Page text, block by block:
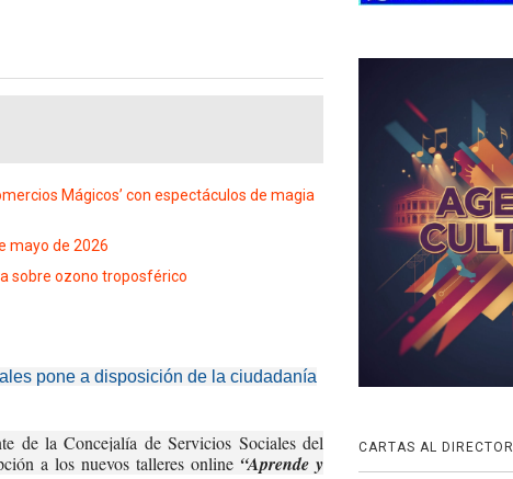
Mágicos’ con espectáculos de magia
mayo de 2026
sobre ozono troposférico
pone a disposición de la ciudadanía
de la Concejalía de Servicios Sociales del
a los nuevos talleres online “Aprende y
CARTAS AL DIRECTOR